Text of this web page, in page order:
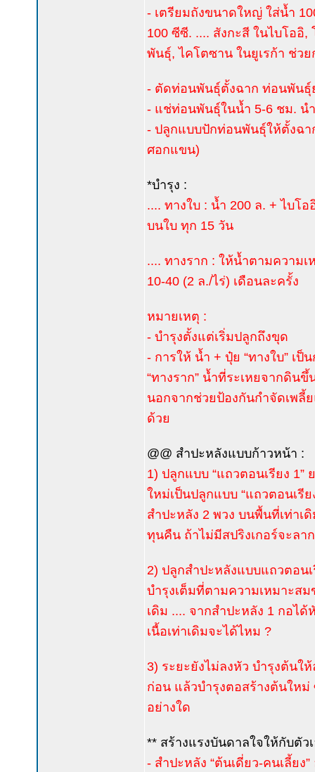
- เตรียมถังขนาดใหญ่ ใส่น้ำ
100 ซีซี. .... สังกะสี ในไบโออิ
พันธุ์, ไคโตซาน ในยูเรก้า ช่ว
- ตัดท่อนพันธุ์ตั้งฉาก ท่อนพันธุ์
- แช่ท่อนพันธุ์ในน้ำ 5-6 ชม. น
- ปลูกแบบปักท่อนพันธุ์ให้ตั้งฉา
ศอกแขน)
*บำรุง :
.... ทางใบ : น้ำ 200 ล. + ไบโ
บนใบ ทุก 15 วัน
.... ทางราก : ให้น้ำตามความ
10-40 (2 ล./ไร่) เดือนละครั้ง
หมายเหตุ :
- บำรุงตั้งแต่เริ่มปลูกถึงขุด
- การให้ น้ำ + ปุ๋ย “ทางใบ” เ
“ทางราก” น้ำที่ระเหยจากดิน
นอกจากช่วยป้องกันกำจัดเพลี้
ด้วย
@@ สำปะหลังแบบก้าวหน้า :
1) ปลูกแบบ “แถวตอนเรียง
ใหม่เป็นปลูกแบบ “แถวตอนเรี
สำปะหลัง 2 พวง บนพื้นที่เท่าเ
ทุนคืน ถ้าไม่มีสปริงเกอร์จะล
2) ปลูกสำปะหลังแบบแถวตอน
บำรุงเต็มที่ตามความเหมาะส
เดิม .... จากสำปะหลัง 1 กอไ
เนื้อเท่าเดิมจะได้ไหม ?
3) ระยะยังไม่ลงหัว บำรุงต้นใ
ก่อน แล้วบำรุงตอสร้างต้นใหม่
อย่างใด
** สร้างแรงบันดาลใจให้กับตัว
- สำปะหลัง “ต้นเดี่ยว-คนเลี้ย